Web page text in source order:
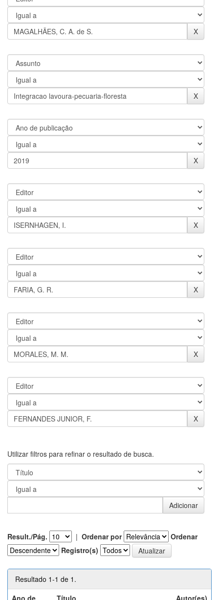
Utilizar filtros para refinar o resultado de busca.
Result./Pág. | Ordenar por
Ordenar
Registro(s)
Resultado 1-1 de 1.
Ano de
Título Autor(es)